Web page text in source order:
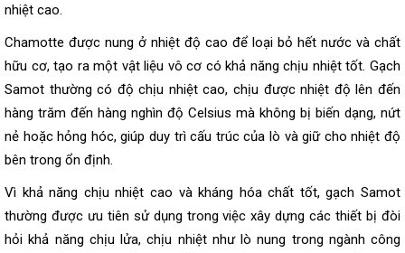
nhiệt cao.
Chamotte được nung ở nhiệt độ cao để loại bỏ hết nước và chất
hữu cơ, tạo ra một vật liệu vô cơ có khả năng chịu nhiệt tốt. Gạch
Samot thường có độ chịu nhiệt cao, chịu được nhiệt độ lên đến
hàng trăm đến hàng nghìn độ Celsius mà không bị biến dạng, nứt
nẻ hoặc hỏng hóc, giúp duy trì cấu trúc của lò và giữ cho nhiệt độ
bên trong ổn định.
Vì khả năng chịu nhiệt cao và kháng hóa chất tốt, gạch Samot
thường được ưu tiên sử dụng trong việc xây dựng các thiết bị đòi
hỏi khả năng chịu lửa, chịu nhiệt như lò nung trong ngành công